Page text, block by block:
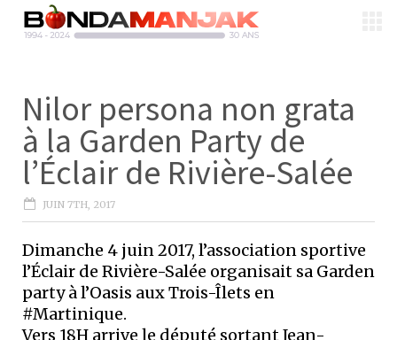
Nilor persona non grata
à la Garden Party de
l’Éclair de Rivière-Salée
JUIN 7TH, 2017
Dimanche 4 juin 2017, l’association sportive
l’Éclair de Rivière-Salée organisait sa Garden
party à l’Oasis aux Trois-Îlets en
#Martinique.
Vers 18H arrive le député sortant Jean-